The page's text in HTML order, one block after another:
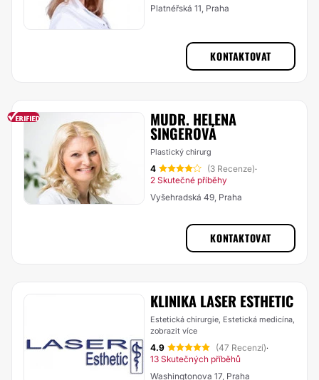
Platnéřská 11, Praha
KONTAKTOVAT
MUDR. HELENA
SINGEROVÁ
Plastický chirurg
4 (3 Recenze)·
2 Skutečné příběhy
Vyšehradská 49, Praha
KONTAKTOVAT
KLINIKA LASER ESTHETIC
Estetická chirurgie, Estetická medicína,
zobrazit více
4.9 (47 Recenzí)·
13 Skutečných příběhů
Washingtonova 17, Praha